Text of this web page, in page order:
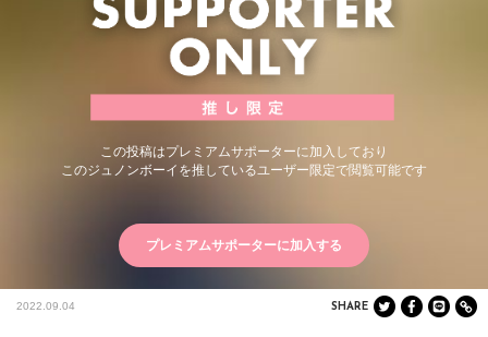
この投稿はプレミアムサポーターに加入しており
このジュノンボーイを推しているユーザー限定で閲覧可能です
プレミアムサポーターに加入する
2022.09.04 SHARE